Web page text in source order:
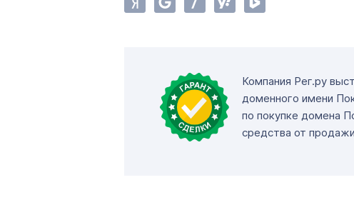
Компания Рег.ру
доменного имени
по покупке домена
средства от